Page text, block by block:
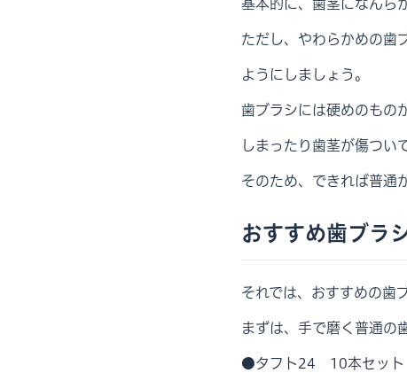
ただし、やわらかめの歯
ようにしましょう。
歯ブラシには硬めのもの
しまったり歯茎が傷つい
そのため、できれば普通
おすすめ歯ブラ
それでは、おすすめの歯
まずは、手で磨く普通の
●タフト24 10本セット